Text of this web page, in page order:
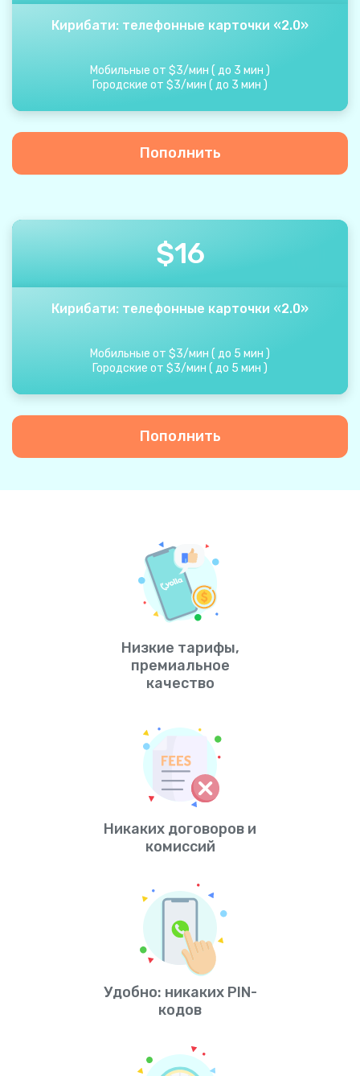
Кирибати: телефонные карточки «2.0»
Мобильные от $3/мин ( до 3 мин )
Городские от $3/мин ( до 3 мин )
Пополнить
$16
Кирибати: телефонные карточки «2.0»
Мобильные от $3/мин ( до 5 мин )
Городские от $3/мин ( до 5 мин )
Пополнить
Низкие тарифы,
премиальное
качество
Никаких договоров и
комиссий
Удобно: никаких PIN-
кодов